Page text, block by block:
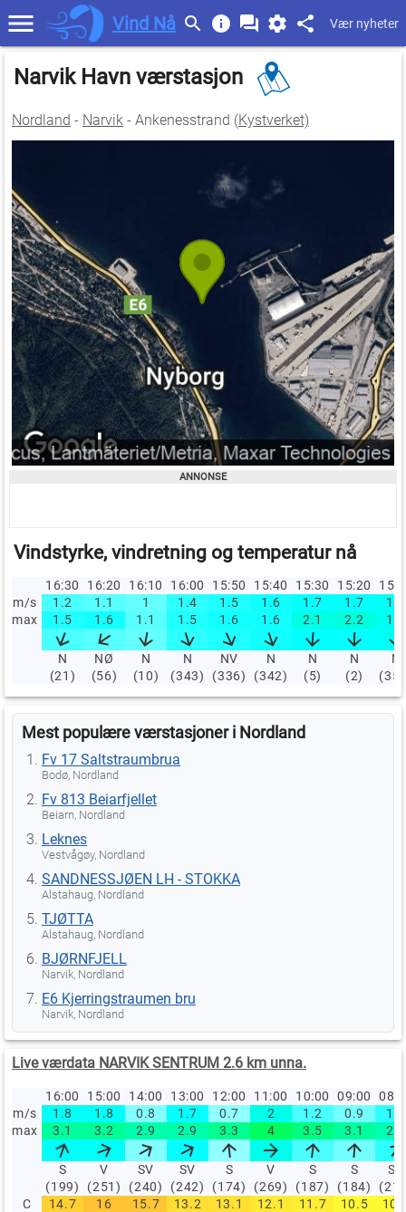
Vind Nå Vær nyheter
Narvik Havn værstasjon
Nordland - Narvik - Ankenesstrand (Kystverket)
Vindstyrke, vindretning og temperatur nå
16:30 16:20 16:10 16:00 15:50 15:40 15:30 15:20
m/s
1.2 1.1 1 1.4 1.5 1.6 1.7 1.7
1.8
max
1.5 1.6 1.1 1.5 1.6 1.6 2.1 2.2 1.9
N
(21)
NØ
(56)
N
(10)
N
(343)
NV
(336)
N
(342)
N
(5)
N
(2)
N
Mest populære værstasjoner i Nordland
Fv 17 Saltstraumbrua
Bodø, Nordland
Fv 813 Beiarfjellet
Beiarn, Nordland
Leknes
Vestvågøy, Nordland
SANDNESSJØEN LH - STOKKA
Alstahaug, Nordland
TJØTTA
Alstahaug, Nordland
BJØRNFJELL
Narvik, Nordland
E6 Kjerringstraumen bru
Narvik, Nordland
Live værdata NARVIK SENTRUM 2.6 km unna.
16:00 15:00 14:00 13:00 12:00 11:00 10:00 09:00
m/s
1.8 1.8 0.8 1.7 0.7 2 1.2 0.9
1.4
max
3.1 3.2 2.9 2.9 3.3 4 3.5 3.1 2.8
S
(199)
V
(251)
SV
(240)
SV
(242)
S
(174)
V
(269)
S
(187)
S
(184)
SV
C
14.7 16 15.7 13.2 13.1 12.1 11.7 10.5